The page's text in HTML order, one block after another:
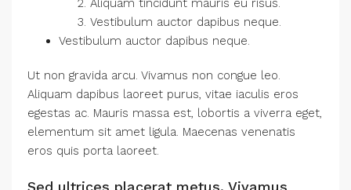
Vestibulum auctor dapibus neque.
Vestibulum auctor dapibus neque.
Ut non gravida arcu. Vivamus non congue leo.
Aliquam dapibus laoreet purus, vitae iaculis eros
egestas ac. Mauris massa est, lobortis a viverra eget,
elementum sit amet ligula. Maecenas venenatis
eros quis porta laoreet.
Sed ultrices placerat metus. Vivamus